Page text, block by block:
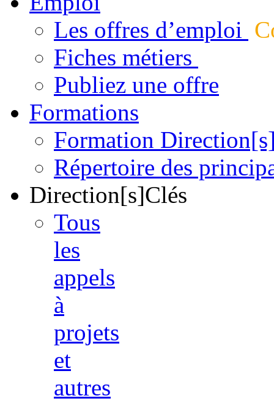
Les offres d’emploi
Fiches métiers
Publiez une offre
Formations
Formation
Répertoire des
Direction[s]Clés
Tous
les
appels
à
projets
et
autres